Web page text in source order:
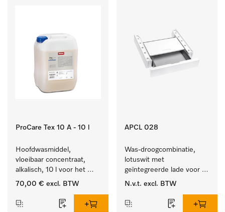
ProCare Tex 10 A - 10 l
Hoofdwasmiddel,
vloeibaar concentraat,
alkalisch, 10 l voor het
reinigen van wit wasgoed
70,00 € excl. BTW
APCL 028
Was-droogcombinatie,
lotuswit met
geïntegreerde lade voor
een bijzonder
droogzuil. .
N.v.t. excl. BTW